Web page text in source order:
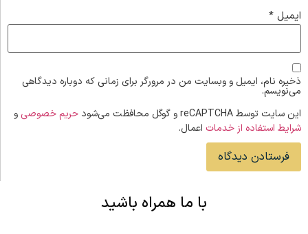
ایمیل *
ذخیره نام، ایمیل و وبسایت من در مرورگر برای زمانی که دوباره دیدگاهی
می‌نویسم.
این سایت توسط reCAPTCHA و گوگل محافظت می‌شود
حریم خصوصی و
شرایط استفاده از خدمات اعمال.
با ما همراه باشید